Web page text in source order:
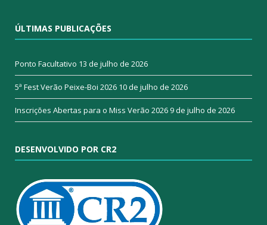
ÚLTIMAS PUBLICAÇÕES
Ponto Facultativo 13 de julho de 2026
5ª Fest Verão Peixe-Boi 2026 10 de julho de 2026
Inscrições Abertas para o Miss Verão 20269 de julho de 2026
DESENVOLVIDO POR CR2